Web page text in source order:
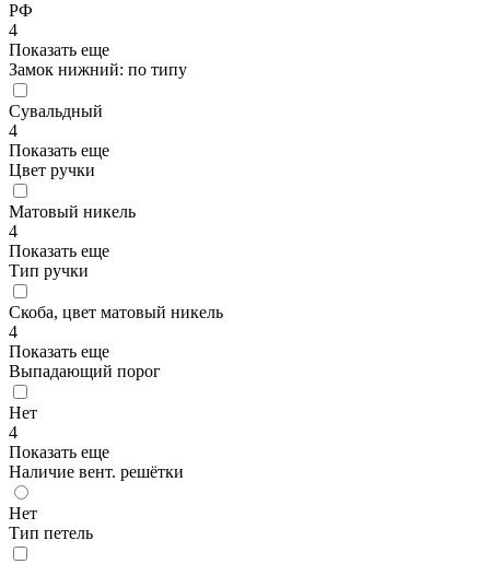
РФ
4
Показать еще
Замок нижний: по типу
Сувальдный
4
Показать еще
Цвет ручки
Матовый никель
4
Показать еще
Тип ручки
Скоба, цвет матовый никель
4
Показать еще
Выпадающий порог
Нет
4
Показать еще
Наличие вент. решётки
Нет
Тип петель